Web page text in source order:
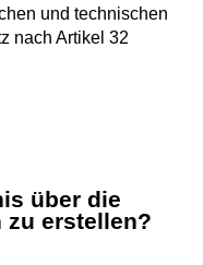
und technischen
nach Artikel 32
über die
zu erstellen?